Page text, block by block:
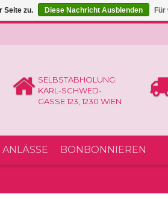
SELBSTABHOLUNG:
KARL-SCHWED-
GASSE 123, 1230 WIEN
ANLÄSSE BONBONNIEREN
Seite zu. Diese Nachricht Ausblenden